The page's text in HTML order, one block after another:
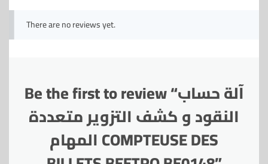
There are no reviews yet.
Be the first to review “آلة حساب
النقود و كشف التزوير متعددة
المهام COMPTEUSE DES